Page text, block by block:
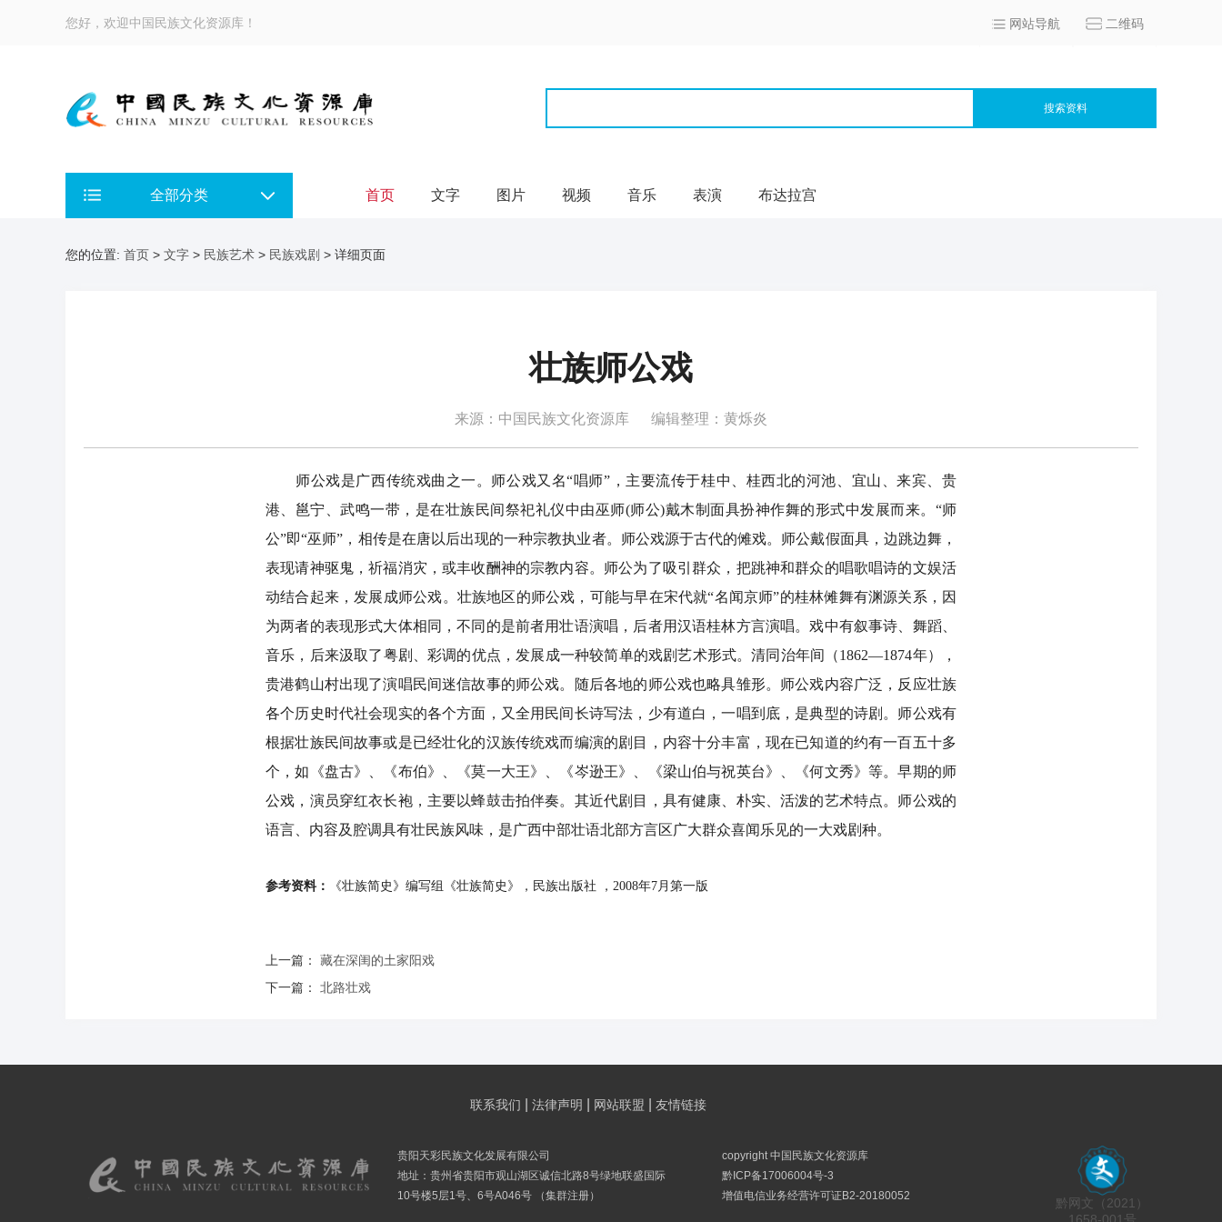
您好，欢迎中国民族文化资源库！ 网站导航 二维码
搜索资料
全部分类 首页 文字 图片 视频 音乐 表演 布达拉宫
您的位置: 首页 > 文字 > 民族艺术 > 民族戏剧 > 详细页面
壮族师公戏
来源：中国民族文化资源库 编辑整理：黄烁炎
师公戏是广西传统戏曲之一。师公戏又名“唱师”，主要流传于桂中、桂西北的河池、宜山、来宾、贵
港、邕宁、武鸣一带，是在壮族民间祭祀礼仪中由巫师(师公)戴木制面具扮神作舞的形式中发展而来。“师
公”即“巫师”，相传是在唐以后出现的一种宗教执业者。师公戏源于古代的傩戏。师公戴假面具，边跳边舞，
表现请神驱鬼，祈福消灾，或丰收酬神的宗教内容。师公为了吸引群众，把跳神和群众的唱歌唱诗的文娱活
动结合起来，发展成师公戏。壮族地区的师公戏，可能与早在宋代就“名闻京师”的桂林傩舞有渊源关系，因
为两者的表现形式大体相同，不同的是前者用壮语演唱，后者用汉语桂林方言演唱。戏中有叙事诗、舞蹈、
音乐，后来汲取了粤剧、彩调的优点，发展成一种较简单的戏剧艺术形式。清同治年间（1862—1874年），
贵港鹤山村出现了演唱民间迷信故事的师公戏。随后各地的师公戏也略具雏形。师公戏内容广泛，反应壮族
各个历史时代社会现实的各个方面，又全用民间长诗写法，少有道白，一唱到底，是典型的诗剧。师公戏有
根据壮族民间故事或是已经壮化的汉族传统戏而编演的剧目，内容十分丰富，现在已知道的约有一百五十多
个，如《盘古》、《布伯》、《莫一大王》、《岑逊王》、《梁山伯与祝英台》、《何文秀》等。早期的师
公戏，演员穿红衣长袍，主要以蜂鼓击拍伴奏。其近代剧目，具有健康、朴实、活泼的艺术特点。师公戏的
语言、内容及腔调具有壮民族风味，是广西中部壮语北部方言区广大群众喜闻乐见的一大戏剧种。
参考资料： 《壮族简史》编写组《壮族简史》，民族出版社 ，2008年7月第一版
上一篇： 藏在深闺的土家阳戏
下一篇： 北路壮戏
联系我们 法律声明 网站联盟 友情链接
贵阳天彩民族文化发展有限公司
地址：贵州省贵阳市观山湖区诚信北路8号绿地联盛国际
10号楼5层1号、6号A046号 （集群注册）
copyright 中国民族文化资源库
黔ICP备17006004号-3
增值电信业务经营许可证B2-20180052
黔网文（2021）